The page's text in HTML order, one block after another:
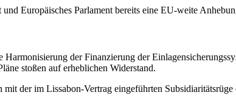
Europäisches Parlament bereits eine EU-weite
der Finanzierung der
stoßen auf erheblichen Widerstand.
der im Lissabon-Vertrag eingeführten